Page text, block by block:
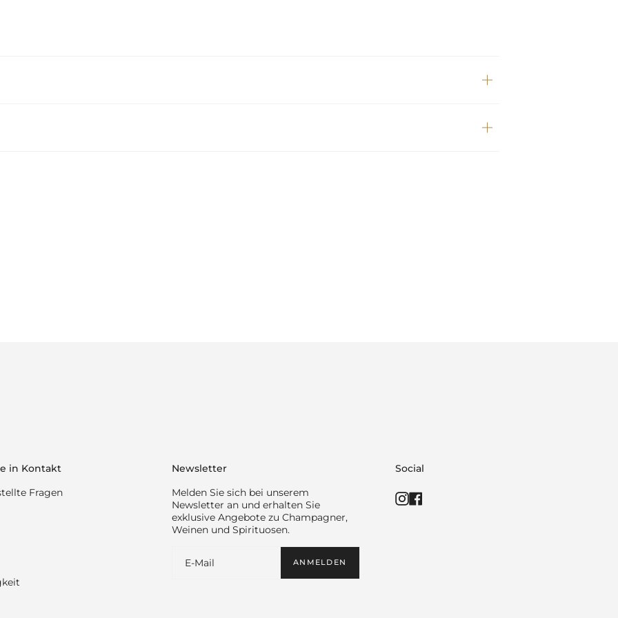
in Kontakt
Fragen
Newsletter
Melden Sie sich bei unserem
Newsletter an und erhalten Sie
exklusive Angebote zu Champagner,
Weinen und Spirituosen.
ANMELDEN
Social
Instagram